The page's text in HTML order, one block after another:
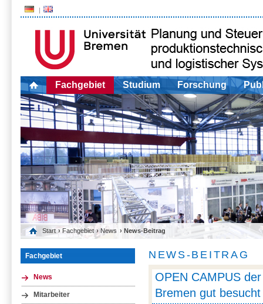
Fachgebiet Studium Forschung
Start › Fachgebiet › News › News-Beitrag
Fachgebiet
News
Mitarbeiter
NEWS-BEITRAG
OPEN CAMPUS
Bremen gut besucht